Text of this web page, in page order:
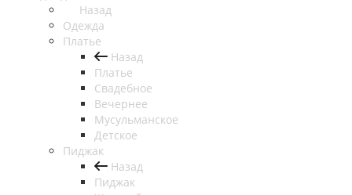
Назад
Одежда
Платье
Назад
Платье
Свадебное
Вечернее
Мусульманское
Детское
Пиджак
Назад
Пиджак